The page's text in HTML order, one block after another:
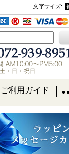
文字サイズ:
ご利用ガイド